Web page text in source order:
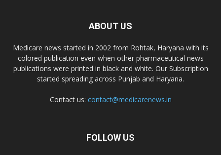
Dr. Alson Laboratories Private Limited
Domagk Smith Labs Pvt Ltd
Diya Healthcare Private Limited
ABOUT US
Medicare news started in 2002 from Rohtak, Haryana with its
colored publication even when other pharmaceutical news
publications were printed in black and white. Our Subscription
started spreading across Punjab and Haryana.
Contact us: contact@medicarenews.in
FOLLOW US